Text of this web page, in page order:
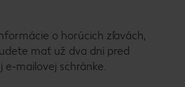
o horúcich zľavách,
mať už dva dni pred
e-mailovej schránke.